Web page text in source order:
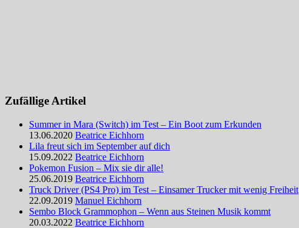
Zufällige Artikel
Summer in Mara (Switch) im Test – Ein Boot zum Erkunden
13.06.2020 Beatrice Eichhorn
Lila freut sich im September auf dich
15.09.2022 Beatrice Eichhorn
Pokemon Fusion – Mix sie dir alle!
25.06.2019 Beatrice Eichhorn
Truck Driver (PS4 Pro) im Test – Einsamer Trucker mit wenig Freiheit
22.09.2019 Manuel Eichhorn
Sembo Block Grammophon – Wenn aus Steinen Musik kommt
20.03.2022 Beatrice Eichhorn